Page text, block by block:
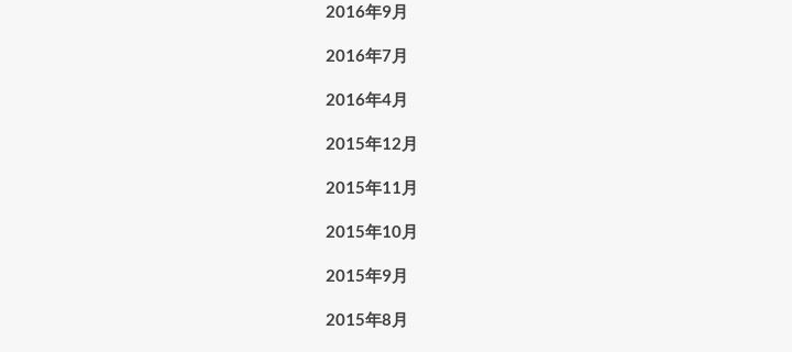
2016年9月
2016年7月
2016年4月
2015年12月
2015年11月
2015年10月
2015年9月
2015年8月